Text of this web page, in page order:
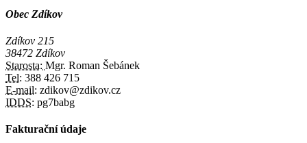
Obec Zdíkov
Zdíkov 215
38472 Zdíkov
Starosta: Mgr. Roman Šebánek
Tel: 388 426 715
E-mail: zdikov@zdikov.cz
IDDS: pg7babg
Fakturační údaje